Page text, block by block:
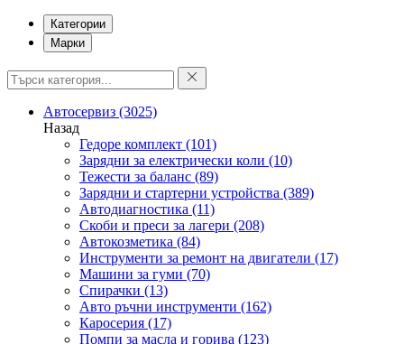
Категории
Марки
Автосервиз (3025)
Назад
Гедоре комплект (101)
Зарядни за електрически коли (10)
Тежести за баланс (89)
Зарядни и стартерни устройства (389)
Автодиагностика (11)
Скоби и преси за лагери (208)
Автокозметика (84)
Инструменти за ремонт на двигатели (17)
Машини за гуми (70)
Спирачки (13)
Авто ръчни инструменти (162)
Каросерия (17)
Помпи за масла и горива (123)